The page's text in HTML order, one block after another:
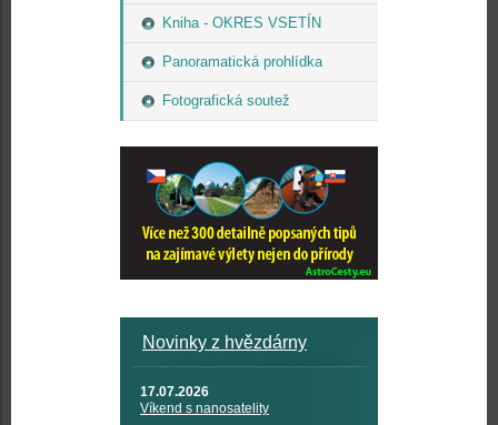
Kniha - OKRES VSETÍN
Panoramatická prohlídka
Fotografická soutež
Novinky z hvězdárny
17.07.2026
Víkend s nanosatelity